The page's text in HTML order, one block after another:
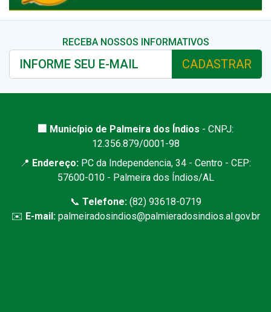
RECEBA NOSSOS INFORMATIVOS
CADASTRAR
🏢 Município de Palmeira dos Índios - CNPJ:
12.356.879/0001-98
📍 Endereço: PC da Independencia, 34 - Centro - CEP:
57600-010 - Palmeira dos Índios/AL
📞 Telefone:(82) 93618-0719
✉️ E-mail: palmeiradosindios@palmieradosindios.al.gov.br